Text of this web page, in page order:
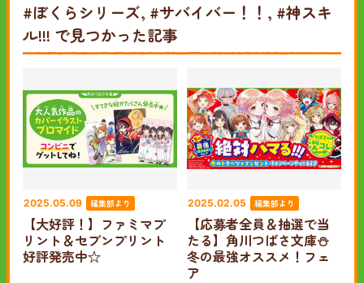
#ぼくらシリーズ, #サバイバー！！, #神スキ
ル!!! で見つかった記事
2025.05.09 編集部より
【大好評！】ファミマプ
リント＆セブンプリント
好評発売中☆
2025.02.05 編集部より
【応募者全員＆抽選で当
たる】角川つばさ文庫⛄
冬の最強オススメ！フェ
ア